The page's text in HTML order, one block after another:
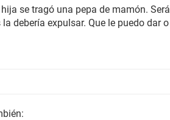
se tragó una pepa de mamón.
debería expulsar. Que le puedo dar